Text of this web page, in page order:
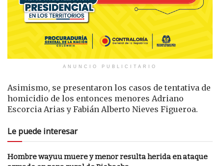
ANUNCIO PUBLICITARIO
Asimismo, se presentaron los casos de tentativa de
homicidio de los entonces menores Adriano
Escorcia Arias y Fabián Alberto Nieves Figueroa.
Le puede interesar
Hombre wayuu muere y menor resulta herida en ataque